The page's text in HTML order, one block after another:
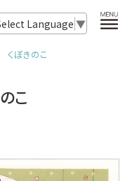
Language ▼
ぼきのこ
こ